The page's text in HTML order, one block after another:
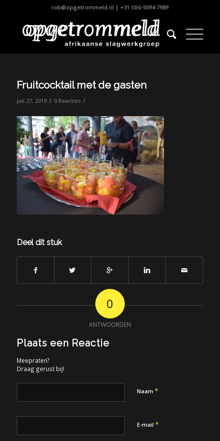
rob@opgetrommeld.nl | +31 (0)6-5094-7989
Fruitcocktail met de gasten
juli 27, 2019 / 0 Reacties /
Deel dit stuk
0
ANTWOORDEN
Plaats een Reactie
Meepraten?
Draag gerust bij!
Naam *
E-mail *